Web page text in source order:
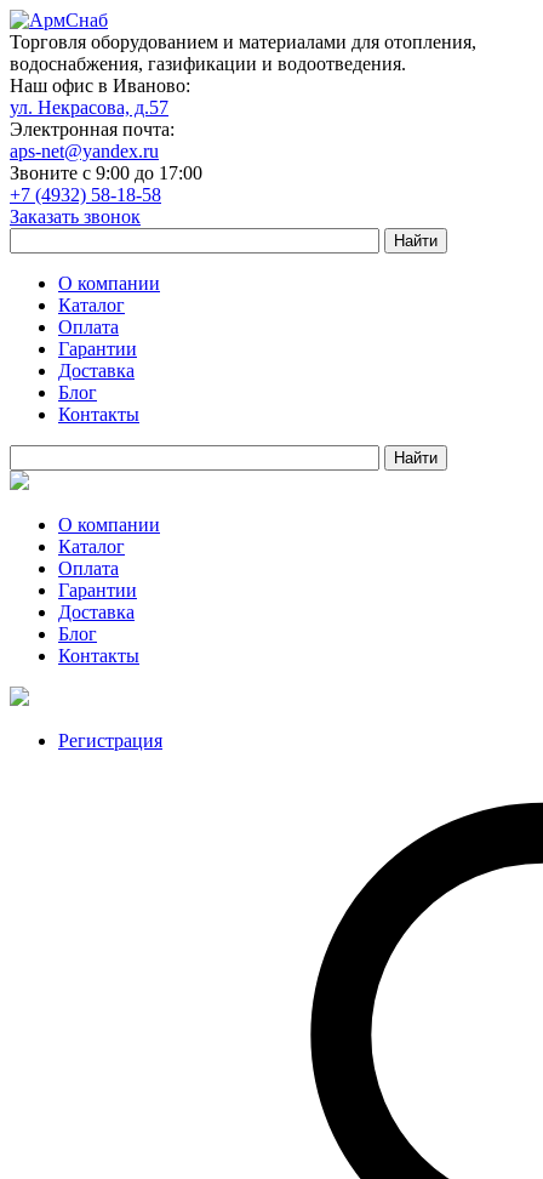
Торговля оборудованием и материалами для отопления,
водоснабжения, газификации и водоотведения.
Наш офис в Иваново:
ул. Некрасова, д.57
Электронная почта:
aps-net@yandex.ru
Звоните с 9:00 до 17:00
+7 (4932) 58-18-58
Заказать звонок
О компании
Каталог
Оплата
Гарантии
Доставка
Блог
Контакты
О компании
Каталог
Оплата
Гарантии
Доставка
Блог
Контакты
Регистрация